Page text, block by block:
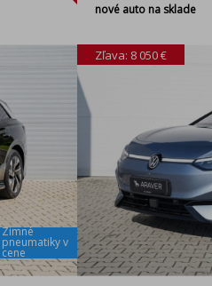
Zimné
pneumatiky v
cene
nové auto na sklade
Zľava: 8 050 €